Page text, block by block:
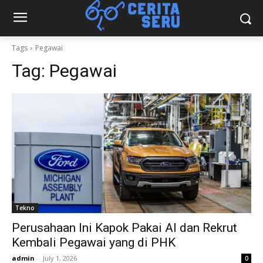
Tags Pegawai
Tag: Pegawai
Tekno
Perusahaan Ini Kapok Pakai AI dan Rekrut
Kembali Pegawai yang di PHK
admin - July 1, 2026 0